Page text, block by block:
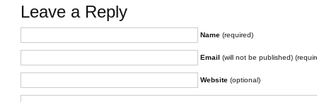
Leave a Reply
Name (required)
Email (will not be published)
Website (optional)